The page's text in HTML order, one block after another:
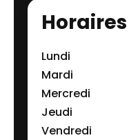
Lundi
Mardi
Mercredi
Jeudi
Vendredi